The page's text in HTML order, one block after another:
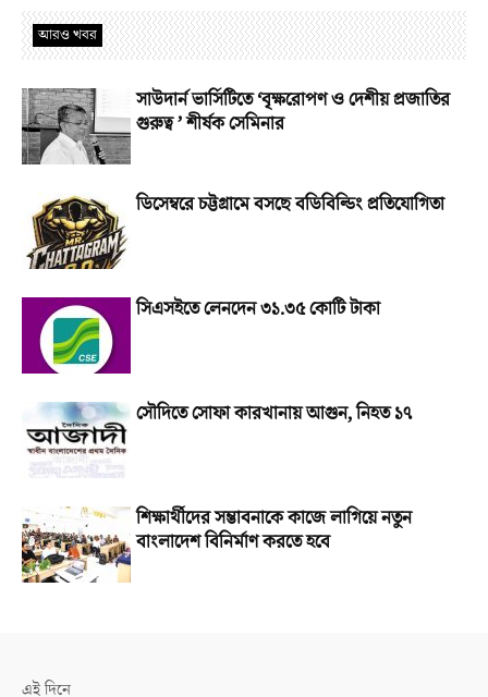
আরও খবর
সাউদার্ন ভার্সিটিতে ‘বৃক্ষরোপণ ও দেশীয় প্রজাতির
গুরুত্ব ’ শীর্ষক সেমিনার
ডিসেম্বরে চট্টগ্রামে বসছে বডিবিল্ডিং প্রতিযোগিতা
সিএসইতে লেনদেন ৩১.৩৫ কোটি টাকা
সৌদিতে সোফা কারখানায় আগুন, নিহত ১৭
শিক্ষার্থীদের সম্ভাবনাকে কাজে লাগিয়ে নতুন
বাংলাদেশ বিনির্মাণ করতে হবে
এই দিনে